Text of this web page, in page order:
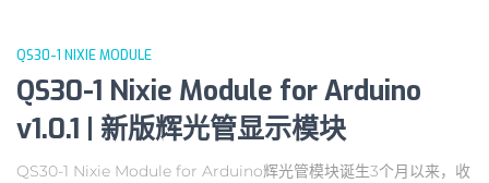
QS30-1 NIXIE MODULE
QS30-1 Nixie Module for Arduino
v1.0.1 | 新版辉光管显示模块
QS30-1 Nixie Module for Arduino辉光管模块诞生3个月以来，收